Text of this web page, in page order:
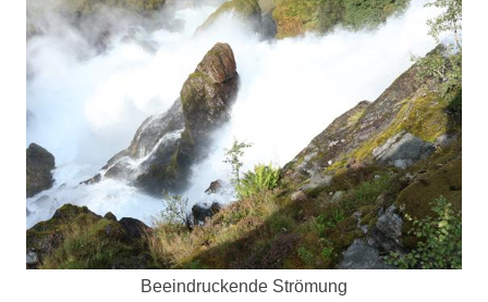
Beeindruckende Strömung